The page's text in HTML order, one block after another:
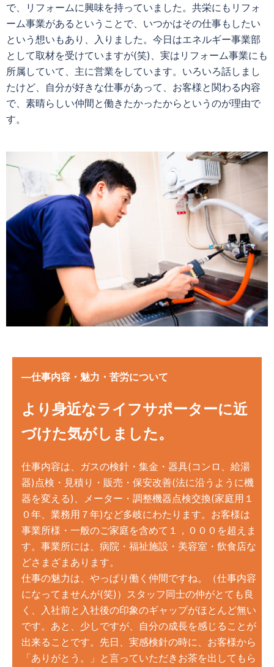
で、
リフォームに興味を持っていました。共栄にもリフォ
ーム事業があるということで、いつかはその仕事もしたい
という想いもあり、入りました。今日はエネルギー事業部
として取材を受けていますが(笑)、実はリフォーム事業にも
所属していて、主に営業をしています。いろいろ話しまし
たけど、自分が好きな仕事があって、お客様と関わる内容
で、素晴らしい仲間と働きたかったからというのが理由で
す。
—仕事内容・魅力・苦労について
より身近なライフサポーターに近
づけた気がしました。
仕事内容は、ガスの検針・集金・器具(コンロ、給湯
器)点検・見積り・ 販売・保安改善(法に沿うように機
器を変える)、メーター・調整機器点検交換(家庭用１
０年、業務用７年)など多岐にわたります。お客様は
事業所様・一般のご家庭を含めて１，０００を超えま
す。事業所には、病院・福祉施設・美容室・飲食店な
どさまざまあります。
仕事の魅力は、やっぱり働く仲間ですね。（仕事内容
になってませんが(笑)）スタッフ同士の仲がとても良
く、 入社前と入社後の印象のギャップがほとんど無い
です。あと、少しですが、自分の成長を感じることが
出来ることです。先日、実感検針の時に、お客様から
「ありがとう。」と言っていただきお茶を出してもら